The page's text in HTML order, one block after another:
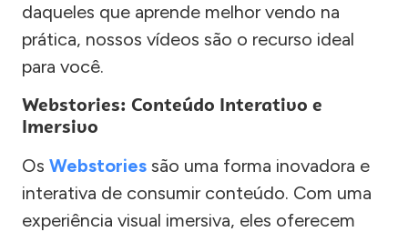
daqueles que aprende melhor vendo na
prática, nossos vídeos são o recurso ideal
para você.
Webstories: Conteúdo Interativo e
Imersivo
Os Webstories são uma forma inovadora e
interativa de consumir conteúdo. Com uma
experiência visual imersiva, eles oferecem